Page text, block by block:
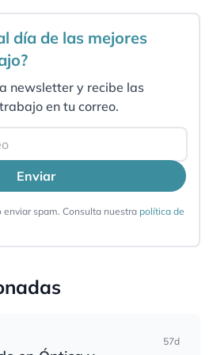
día de las mejores
newsletter y recibe las
en tu correo.
Enviar
spam. Consulta nuestra política de
57d